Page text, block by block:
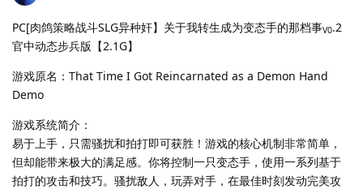
PC[肉鸽策略战斗SLG异种奸】关于我转生成为变态手的那档事V0.2
官中动态步兵版【2.1G】
游戏原名：That Time I Got Reincarnated as a Demon Hand
Demo
游戏系统简介：
易于上手，只需骚扰和拍打即可获胜！游戏的核心机制非常简单，
但却能带来极大的满足感。你将控制一只变态手，使用一系列基于
拍打的攻击和技巧。骚扰敌人，玩弄对手，在最佳时刻发动完美攻